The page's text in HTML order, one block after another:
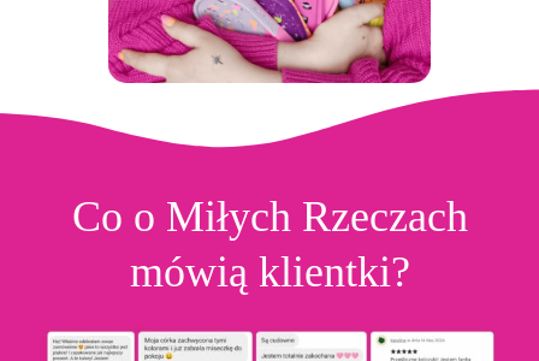
Co o Miłych Rzeczach
mówią klientki?